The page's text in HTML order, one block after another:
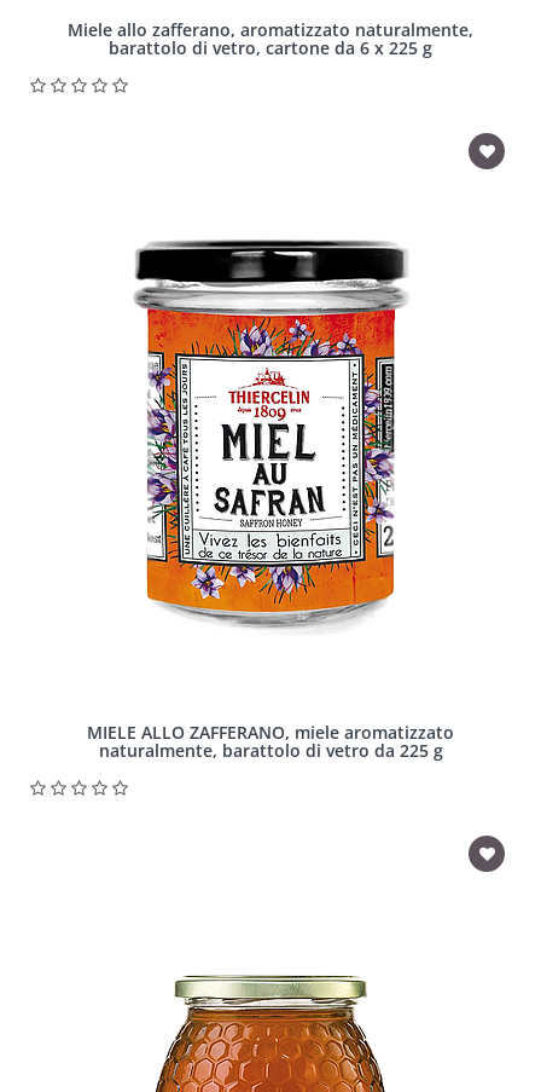
Miele allo zafferano, aromatizzato naturalmente,
barattolo di vetro, cartone da 6 x 225 g
MIELE ALLO ZAFFERANO, miele aromatizzato
naturalmente, barattolo di vetro da 225 g